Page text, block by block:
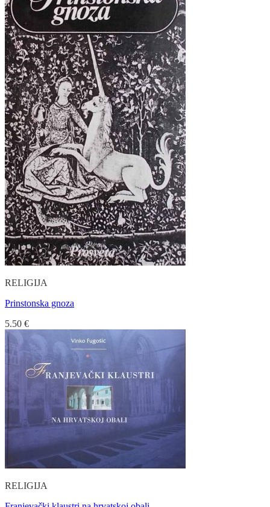
RELIGIJA
Prinstonska gnoza
5.50 €
RELIGIJA